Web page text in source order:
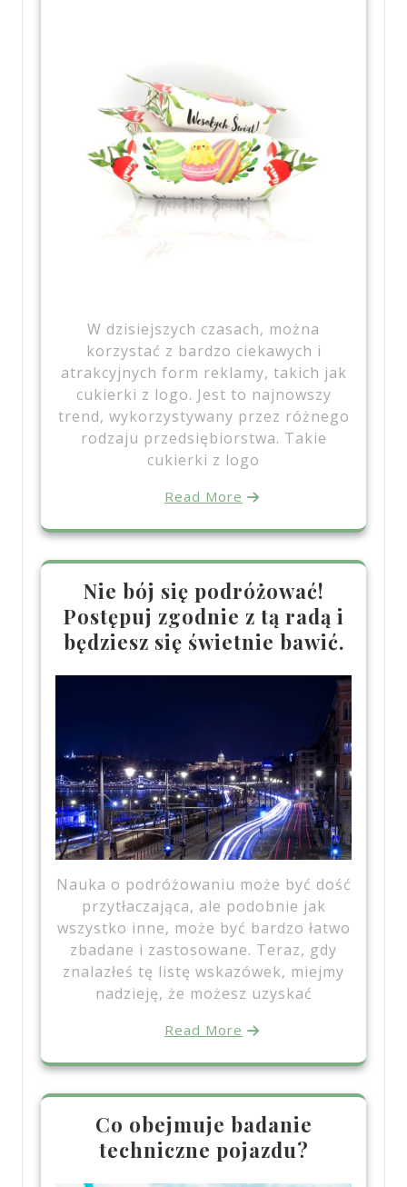
W dzisiejszych czasach, można
korzystać z bardzo ciekawych i
atrakcyjnych form reklamy, takich jak
cukierki z logo. Jest to najnowszy
trend, wykorzystywany przez różnego
rodzaju przedsiębiorstwa. Takie
cukierki z logo
Read More
Nie bój się podróżować!
Postępuj zgodnie z tą radą i
będziesz się świetnie bawić.
Nauka o podróżowaniu może być dość
przytłaczająca, ale podobnie jak
wszystko inne, może być bardzo łatwo
zbadane i zastosowane. Teraz, gdy
znalazłeś tę listę wskazówek, miejmy
nadzieję, że możesz uzyskać
Read More
Co obejmuje badanie
techniczne pojazdu?